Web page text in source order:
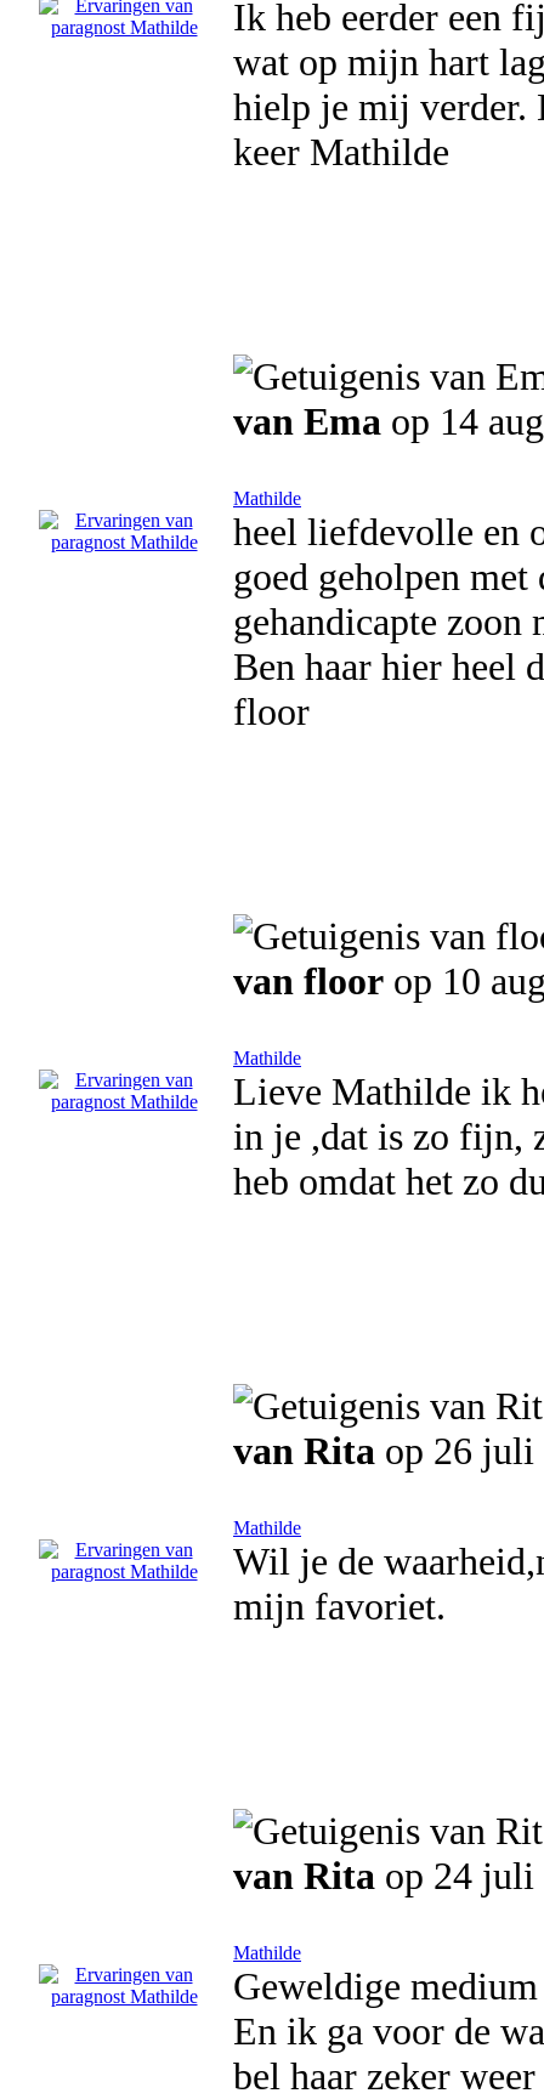
Ik heb eerder een
wat op mijn hart
hielp je mij verder.
keer Mathilde
van Ema op 14
Mathilde
heel liefdevolle en
goed geholpen
gehandicapte zoon
Ben haar hier heel
floor
van floor op 10
Mathilde
Lieve Mathilde ik
in je ,dat is zo fijn,
heb omdat het zo
van Rita op 26 juli
Mathilde
Wil je de
mijn favoriet.
van Rita op 24 juli
Mathilde
Geweldige
En ik ga voor de
bel haar zeker